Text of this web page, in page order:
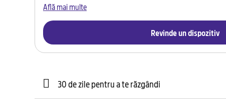
Află mai multe
Revinde un dispozitiv
30 de zile pentru a te răzgândi